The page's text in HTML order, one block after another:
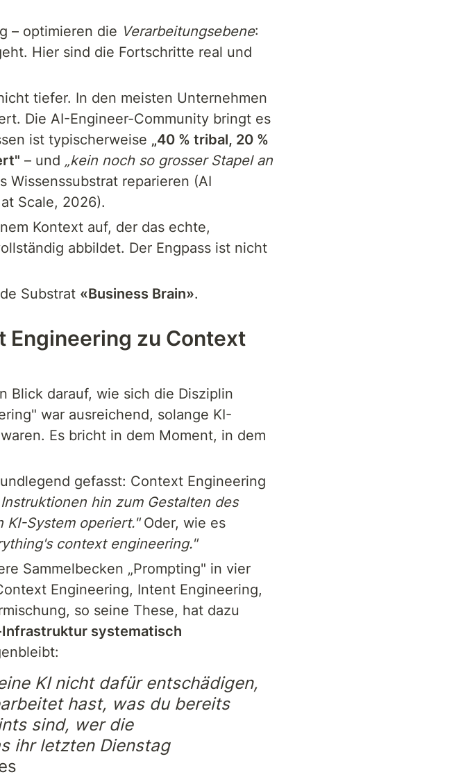
– optimieren die Verarbeitungsebene:
Hier sind die Fortschritte real und
tiefer. In den meisten Unternehmen
Die AI-Engineer-Community bringt es
ist typischerweise „40 % tribal, 20 %
– und „kein noch so grosser Stapel an
Wissenssubstrat reparieren (AI
Scale, 2026).
Kontext auf, der das echte,
abbildet. Der Engpass ist nicht
Substrat «Business Brain».
Engineering zu Context
Blick darauf, wie sich die Disziplin
war ausreichend, solange KI-
Es bricht in dem Moment, in dem
gefasst: Context Engineering
hin zum Gestalten des
KI-System operiert." Oder, wie es
context engineering."
Sammelbecken „Prompting" in vier
Engineering, Intent Engineering,
so seine These, hat dazu
systematisch
KI nicht dafür entschädigen,
hast, was du bereits
sind, wer die
ihr letzten Dienstag